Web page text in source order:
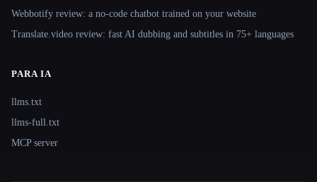
Webbotify review: a no-code chatbot trained on your website
Translate.video review: fast AI dubbing and subtitles in 75+ languages
PARA IA
llms.txt
llms-full.txt
MCP server